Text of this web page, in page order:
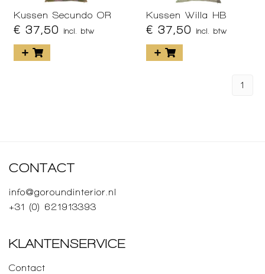
Kussen Secundo OR
€ 37,50 incl. btw
Kussen Willa HB
€ 37,50 incl. btw
1
CONTACT
info@goroundinterior.nl
+31 (0) 621913393
KLANTENSERVICE
Contact